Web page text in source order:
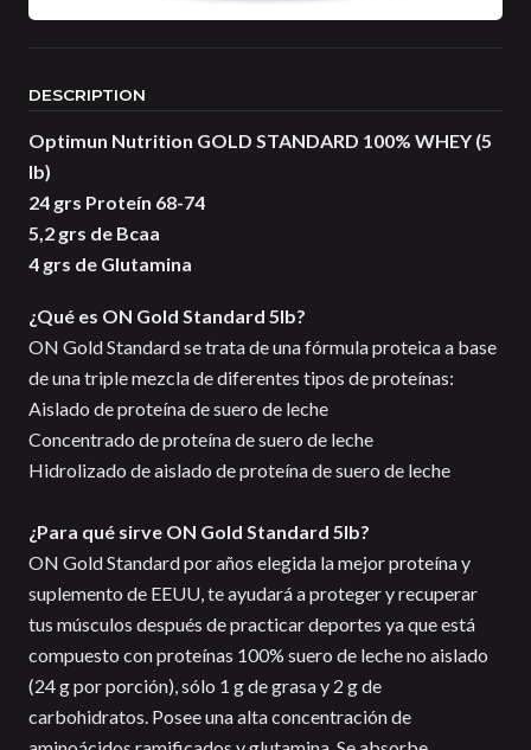
DESCRIPTION
Optimun Nutrition GOLD STANDARD 100% WHEY (5
lb)
24 grs Proteín 68-74
5,2 grs de Bcaa
4 grs de Glutamina
¿Qué es ON Gold Standard 5lb?
ON Gold Standard se trata de una fórmula proteica a base
de una triple mezcla de diferentes tipos de proteínas:
Aislado de proteína de suero de leche
Concentrado de proteína de suero de leche
Hidrolizado de aislado de proteína de suero de leche
¿Para qué sirve ON Gold Standard 5lb?
ON Gold Standard por años elegida la mejor proteína y
suplemento de EEUU, te ayudará a proteger y recuperar
tus músculos después de practicar deportes ya que está
compuesto con proteínas 100% suero de leche no aislado
(24 g por porción), sólo 1 g de grasa y 2 g de
carbohidratos. Posee una alta concentración de